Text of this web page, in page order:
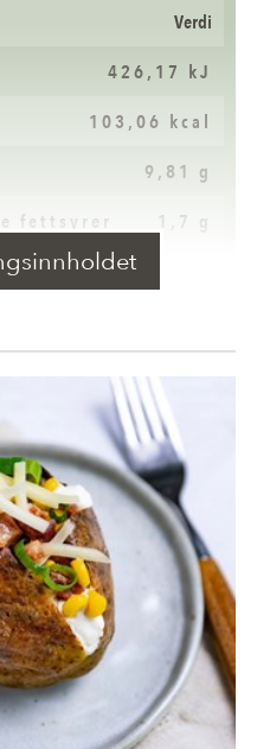
Verdi
426,17 kJ
103,06 kcal
9,81 g
fettsyrer 1,7 g
1,17 g
0 g
453,52 mg(22% *)